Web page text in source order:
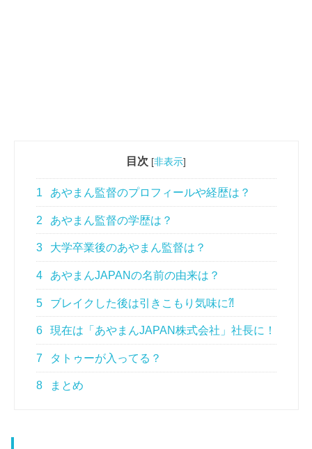
目次 [非表示]
1 あやまん監督のプロフィールや経歴は？
2 あやまん監督の学歴は？
3 大学卒業後のあやまん監督は？
4 あやまんJAPANの名前の由来は？
5 ブレイクした後は引きこもり気味に⁈
6 現在は「あやまんJAPAN株式会社」社長に！
7 タトゥーが入ってる？
8 まとめ